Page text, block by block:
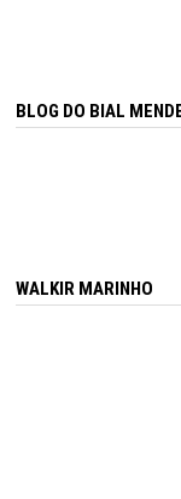
BLOG DO BIAL
WALKIR MARINHO